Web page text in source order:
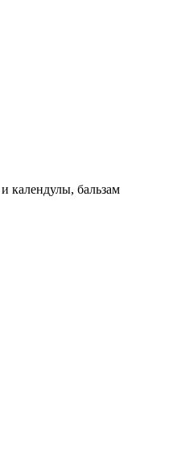
календулы, бальзам